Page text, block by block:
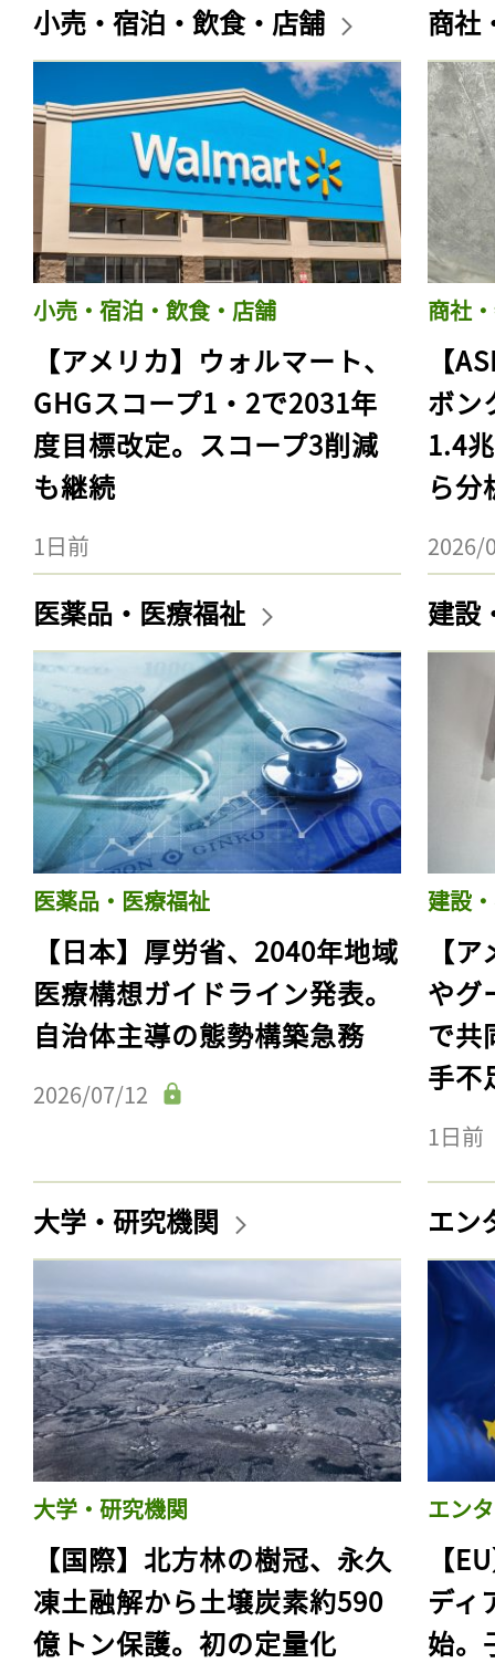
小売・宿泊・飲食・店舗
小売・宿泊・飲食・店舗
【アメリカ】ウォルマート、
GHGスコープ1・2で2031年
度目標改定。スコープ3削減
も継続
1日前
商社
商社
【
ボン
1.4
ら分
2026/
医薬品・医療福祉
医薬品・医療福祉
【日本】厚労省、2040年地域
医療構想ガイドライン発表。
自治体主導の態勢構築急務
2026/07/12
建設
建設
【
やグ
で共
手不
1日前
大学・研究機関
大学・研究機関
【国際】北方林の樹冠、永久
凍土融解から土壌炭素約590
億トン保護。初の定量化
エン
エン
【
ディ
始。